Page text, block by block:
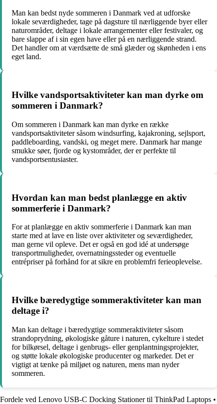
Man kan bedst nyde sommeren i Danmark ved at udforske
lokale seværdigheder, tage på dagsture til nærliggende byer eller
naturområder, deltage i lokale arrangementer eller festivaler, og
bare slappe af i sin egen have eller på en nærliggende strand.
Det handler om at værdsætte de små glæder og skønheden i ens
eget land.
Hvilke vandsportsaktiviteter kan man dyrke om
sommeren i Danmark?
Om sommeren i Danmark kan man dyrke en række
vandsportsaktiviteter såsom windsurfing, kajakroning, sejlsport,
paddleboarding, vandski, og meget mere. Danmark har mange
smukke søer, fjorde og kystområder, der er perfekte til
vandsportsentusiaster.
Hvordan kan man bedst planlægge en aktiv
sommerferie i Danmark?
For at planlægge en aktiv sommerferie i Danmark kan man
starte med at lave en liste over aktiviteter og seværdigheder,
man gerne vil opleve. Det er også en god idé at undersøge
transportmuligheder, overnatningssteder og eventuelle
entrépriser på forhånd for at sikre en problemfri ferieoplevelse.
Hvilke bæredygtige sommeraktiviteter kan man
deltage i?
Man kan deltage i bæredygtige sommeraktiviteter såsom
strandoprydning, økologiske gåture i naturen, cykelture i stedet
for bilkørsel, deltage i genbrugs- eller genplantningsprojekter,
og støtte lokale økologiske producenter og markeder. Det er
vigtigt at tænke på miljøet og naturen, mens man nyder
sommeren.
Fordele ved Lenovo USB-C Docking Stationer til ThinkPad Laptops •